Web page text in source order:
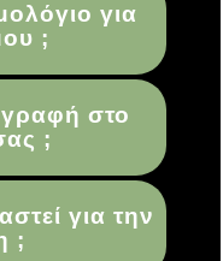
για
;
στο
;
για την
;